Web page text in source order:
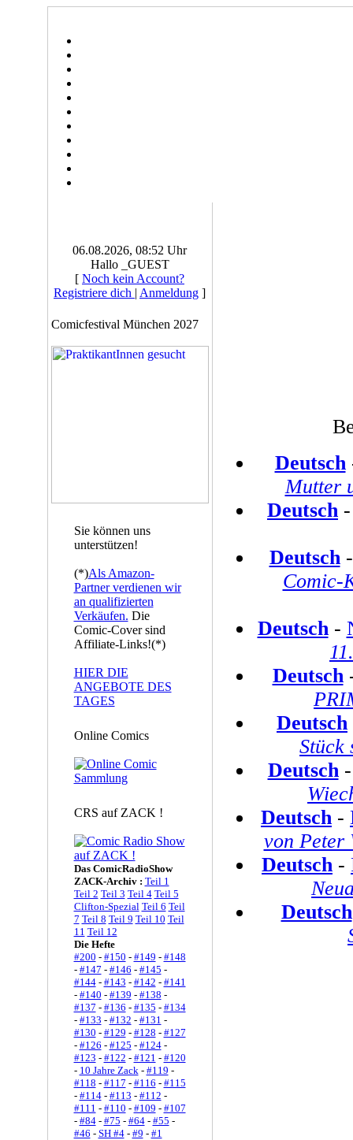
06.08.2026, 08:52 Uhr
Hallo _GUEST
[ Noch kein Account?
Registriere dich | Anmeldung ]
Comicfestival München 2027
Sie können uns
unterstützen!
(*)Als Amazon-
Partner verdienen wir
an qualifizierten
Verkäufen. Die
Comic-Cover sind
Affiliate-Links!(*)
HIER DIE
ANGEBOTE DES
TAGES
Online Comics
CRS auf ZACK !
Das ComicRadioShow
ZACK-Archiv : Teil 1
Teil 2 Teil 3 Teil 4 Teil 5
Clifton-Spezial Teil 6 Teil
7 Teil 8 Teil 9 Teil 10 Teil
11 Teil 12
Die Hefte
#200 - #150 - #149 - #148
- #147 - #146 - #145 -
#144- #143 - #142 - #141
- #140 - #139 - #138 -
#137 - #136 - #135 - #134
- #133 - #132 - #131 -
#130 - #129 - #128 - #127
- #126 - #125 - #124-
#123 - #122 - #121 - #120
- 10 Jahre Zack- #119 -
#118 - #117 - #116 - #115
- #114- #113 - #112 -
#111 - #110 - #109 - #107
- #84- #75 - #64- #55 -
#46 - SH #4- #9 - #1
Deutsch
Mutter
Deutsch
Deutsch
Comic-
Deutsch-
Deutsch
Deutsch
Stück
Deutsch
Deutsch -
von Peter
Deutsch -
Deutsch